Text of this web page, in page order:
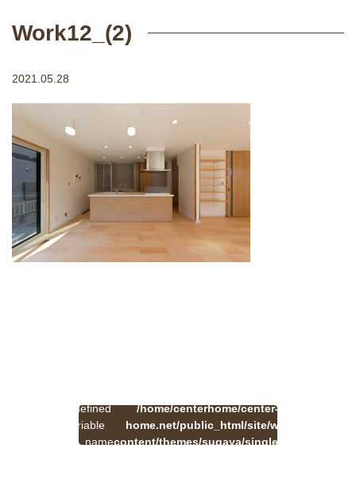
Work12_(2)
2021.05.28
Undefined
variable
$cat_name
/home/centerhome/center-
home.net/public_html/site/wp-
content/themes/sugaya/single.php